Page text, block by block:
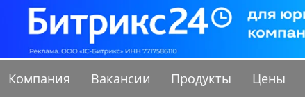
Компания Вакансии Продукты Цены